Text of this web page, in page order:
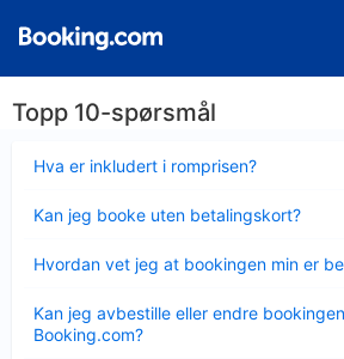
Topp 10-spørsmål
Hva er inkludert i romprisen?
mindre
Kan jeg booke uten betalingskort?
mindre
Hvordan vet jeg at bookingen min er
mindre
Kan jeg avbestille eller endre
Booking.com?
mindre